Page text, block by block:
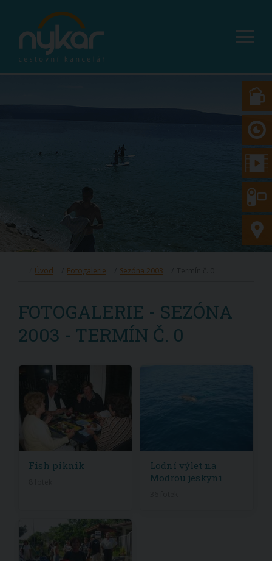
Úvod Fotogalerie Sezóna 2003
FOTOGALERIE - SEZÓNA
2003 - TERMÍN Č. 0
Fish piknik
Lodní výlet na
Modrou jeskyni